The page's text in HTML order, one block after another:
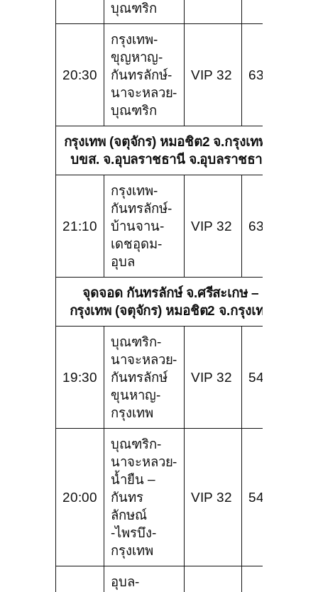
บุณฑริก
20:30
กรุงเทพ-
ขุญหาญ-
กันทรลักษ์-
นาจะหลวย-
บุณฑริก
VIP 32 636
กรุงเทพ (จตุจักร) หมอชิต2 จ.กรุงเทพ –
บขส. จ.อุบลราชธานี จ.อุบลราชธานี
21:10
กรุงเทพ-
กันทรลักษ์-
บ้านจาน-
เดชอุดม-
อุบล
VIP 32 634
จุดจอด กันทรลักษ์ จ.ศรีสะเกษ –
กรุงเทพ (จตุจักร) หมอชิต2 จ.กรุงเทพ
19:30
บุณฑริก-
นาจะหลวย-
กันทรลักษ์
ขุนหาญ-
กรุงเทพ
VIP 32 540
20:00
บุณฑริก-
นาจะหลวย-
น้ำยืน –
กันทร
ลักษณ์
-ไพรบึง-
กรุงเทพ
VIP 32 540
อุบล-